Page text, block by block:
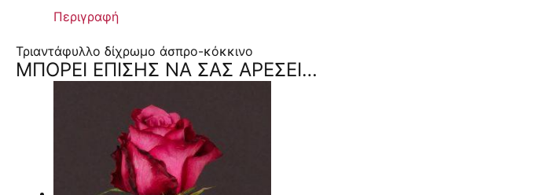
Περιγραφή
Τριαντάφυλλο δίχρωμο άσπρο-κόκκινο
ΜΠΟΡΕΊ ΕΠΊΣΗΣ ΝΑ ΣΑΣ ΑΡΈΣΕΙ…